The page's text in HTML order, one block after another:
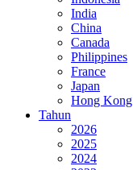
India
China
Canada
Philippines
France
Japan
Hong Kong
Tahun
2026
2025
2024